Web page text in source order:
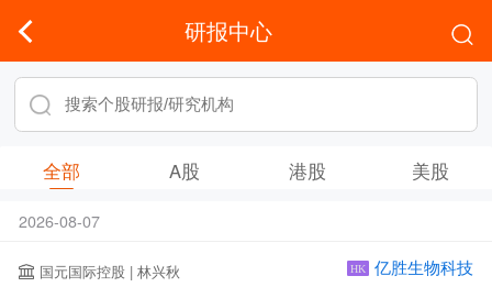
研报中心
全部 A股 港股 美股
2026-08-07
国元国际控股 | 林兴秋 HK 亿胜生物科技